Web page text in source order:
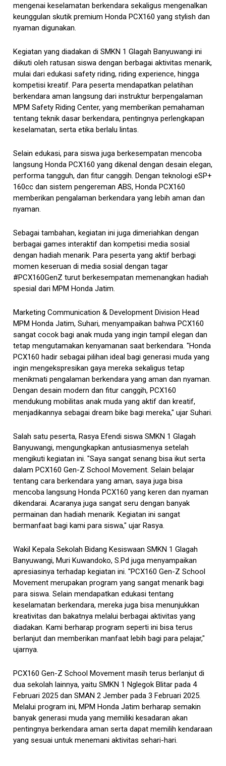
mengenai keselamatan berkendara sekaligus mengenalkan
keunggulan skutik premium Honda PCX160 yang stylish dan
nyaman digunakan.
Kegiatan yang diadakan di SMKN 1 Glagah Banyuwangi ini
diikuti oleh ratusan siswa dengan berbagai aktivitas menarik,
mulai dari edukasi safety riding, riding experience, hingga
kompetisi kreatif. Para peserta mendapatkan pelatihan
berkendara aman langsung dari instruktur berpengalaman
MPM Safety Riding Center, yang memberikan pemahaman
tentang teknik dasar berkendara, pentingnya perlengkapan
keselamatan, serta etika berlalu lintas.
Selain edukasi, para siswa juga berkesempatan mencoba
langsung Honda PCX160 yang dikenal dengan desain elegan,
performa tangguh, dan fitur canggih. Dengan teknologi eSP+
160cc dan sistem pengereman ABS, Honda PCX160
memberikan pengalaman berkendara yang lebih aman dan
nyaman.
Sebagai tambahan, kegiatan ini juga dimeriahkan dengan
berbagai games interaktif dan kompetisi media sosial
dengan hadiah menarik. Para peserta yang aktif berbagi
momen keseruan di media sosial dengan tagar
#PCX160GenZ turut berkesempatan memenangkan hadiah
spesial dari MPM Honda Jatim.
Marketing Communication & Development Division Head
MPM Honda Jatim, Suhari, menyampaikan bahwa PCX160
sangat cocok bagi anak muda yang ingin tampil elegan dan
tetap mengutamakan kenyamanan saat berkendara. "Honda
PCX160 hadir sebagai pilihan ideal bagi generasi muda yang
ingin mengekspresikan gaya mereka sekaligus tetap
menikmati pengalaman berkendara yang aman dan nyaman.
Dengan desain modern dan fitur canggih, PCX160
mendukung mobilitas anak muda yang aktif dan kreatif,
menjadikannya sebagai dream bike bagi mereka," ujar Suhari.
Salah satu peserta, Rasya Efendi siswa SMKN 1 Glagah
Banyuwangi, mengungkapkan antusiasmenya setelah
mengikuti kegiatan ini. "Saya sangat senang bisa ikut serta
dalam PCX160 Gen-Z School Movement. Selain belajar
tentang cara berkendara yang aman, saya juga bisa
mencoba langsung Honda PCX160 yang keren dan nyaman
dikendarai. Acaranya juga sangat seru dengan banyak
permainan dan hadiah menarik. Kegiatan ini sangat
bermanfaat bagi kami para siswa," ujar Rasya.
Wakil Kepala Sekolah Bidang Kesiswaan SMKN 1 Glagah
Banyuwangi, Muri Kuwandoko, S.Pd juga menyampaikan
apresiasinya terhadap kegiatan ini. "PCX160 Gen-Z School
Movement merupakan program yang sangat menarik bagi
para siswa. Selain mendapatkan edukasi tentang
keselamatan berkendara, mereka juga bisa menunjukkan
kreativitas dan bakatnya melalui berbagai aktivitas yang
diadakan. Kami berharap program seperti ini bisa terus
berlanjut dan memberikan manfaat lebih bagi para pelajar,"
ujarnya.
PCX160 Gen-Z School Movement masih terus berlanjut di
dua sekolah lainnya, yaitu SMKN 1 Nglegok Blitar pada 4
Februari 2025 dan SMAN 2 Jember pada 3 Februari 2025.
Melalui program ini, MPM Honda Jatim berharap semakin
banyak generasi muda yang memiliki kesadaran akan
pentingnya berkendara aman serta dapat memilih kendaraan
yang sesuai untuk menemani aktivitas sehari-hari.